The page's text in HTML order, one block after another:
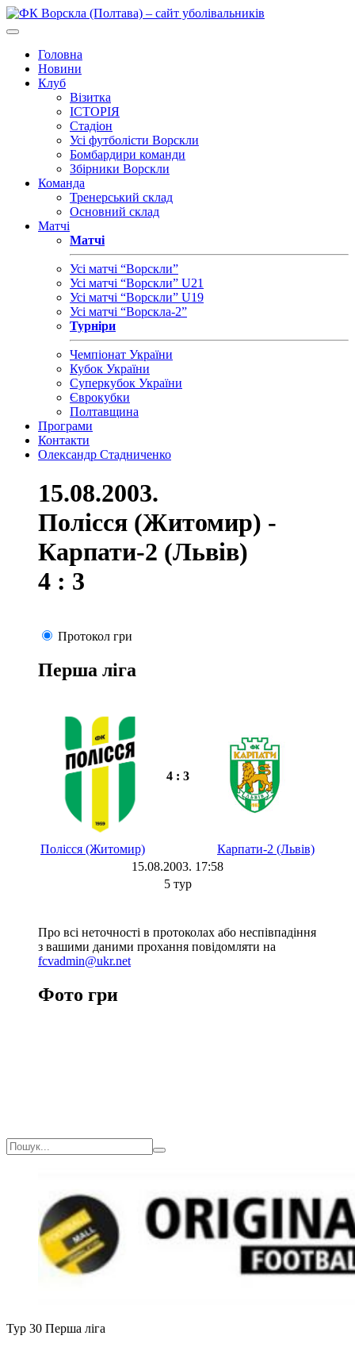
Головна
Новини
Клуб
Візитка
ІСТОРІЯ
Стадіон
Усі футболісти Ворскли
Бомбардири команди
Збірники Ворскли
Команда
Тренерський склад
Основний склад
Матчі
Матчі
Усі матчі “Ворскли”
Усі матчі “Ворскли” U21
Усі матчі “Ворскли” U19
Усі матчі “Ворскла-2”
Турніри
Чемпіонат України
Кубок України
Суперкубок України
Єврокубки
Полтавщина
Програми
Контакти
Олександр Стадниченко
15.08.2003.
Полісся (Житомир) -
Карпати-2 (Львів)
4 : 3
Протокол гри
Перша ліга
4 : 3
Полісся (Житомир)
Карпати-2 (Львів)
15.08.2003. 17:58
5 тур
Про всі неточності в протоколах або неспівпадіння
з вашими даними прохання повідомляти на
fcvadmin@ukr.net
Фото гри
Тур 30 Перша ліга